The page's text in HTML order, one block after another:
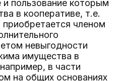
пользование которым
в кооперативе, т.е.
членом
невыгодности
имущества в
в части
на общих основаниях